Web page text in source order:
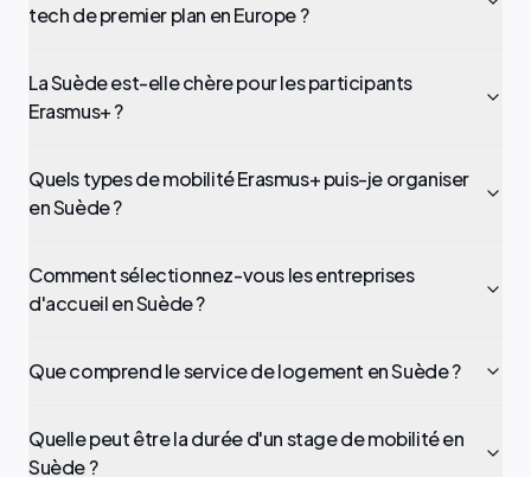
tech de premier plan en Europe ?
La Suède est-elle chère pour les participants
Erasmus+ ?
Quels types de mobilité Erasmus+ puis-je organiser
en Suède ?
Comment sélectionnez-vous les entreprises
d'accueil en Suède ?
Que comprend le service de logement en Suède ?
Quelle peut être la durée d'un stage de mobilité en
Suède ?